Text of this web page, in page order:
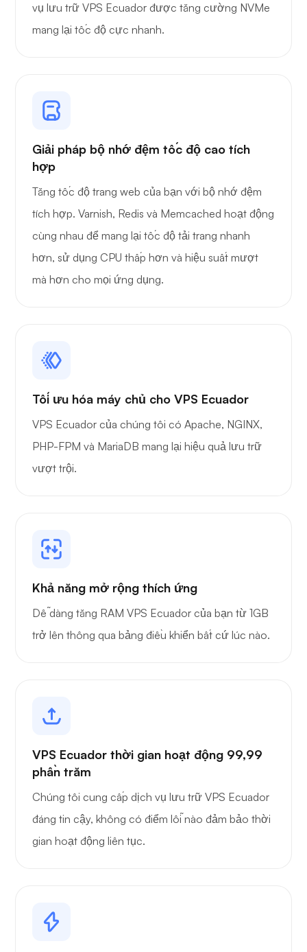
vụ lưu trữ VPS Ecuador được tăng cường NVMe
mang lại tốc độ cực nhanh.
Giải pháp bộ nhớ đệm tốc độ cao tích
hợp
Tăng tốc độ trang web của bạn với bộ nhớ đệm
tích hợp. Varnish, Redis và Memcached hoạt động
cùng nhau để mang lại tốc độ tải trang nhanh
hơn, sử dụng CPU thấp hơn và hiệu suất mượt
mà hơn cho mọi ứng dụng.
Tối ưu hóa máy chủ cho VPS Ecuador
VPS Ecuador của chúng tôi có Apache, NGINX,
PHP-FPM và MariaDB mang lại hiệu quả lưu trữ
vượt trội.
Khả năng mở rộng thích ứng
Dễ dàng tăng RAM VPS Ecuador của bạn từ 1GB
trở lên thông qua bảng điều khiển bất cứ lúc nào.
VPS Ecuador thời gian hoạt động 99,99
phần trăm
Chúng tôi cung cấp dịch vụ lưu trữ VPS Ecuador
đáng tin cậy, không có điểm lỗi nào đảm bảo thời
gian hoạt động liên tục.